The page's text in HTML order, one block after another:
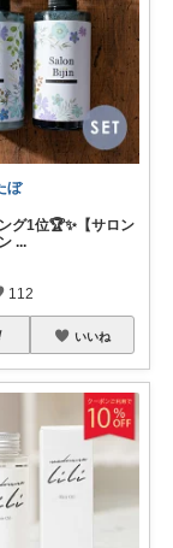
ぼ
グ1位🏆✨【サロン
...
112
いいね